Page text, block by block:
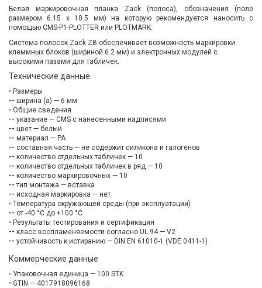
Белая маркировочная планка Zack (полоса), обозначения (поле
размером 6.15 х 10.5 мм) на которую рекомендуется наносить с
помощью CMS-P1-PLOTTER или PLOTMARK.
Система полосок Zack ZB обеспечивает возможность маркировки
клеммных блоков (шириной 6.2 мм) и электронных модулей с
высокими пазами для табличек.
Технические данные
Размеры
-- ширина (a) — 6 мм
Общие сведения
-- указание — CMS с нанесенными надписями
-- цвет — белый
-- материал — PA
-- составная часть — не содержит силикона и галогенов
-- количество отдельных табличек — 10
-- количество отдельных табличек в ряд — 10
-- количество маркировочных — 10
-- тип монтажа — вставка
-- исходная маркировка — нет
Температура окружающей среды (при эксплуатации)
-- от -40 °C до +100 °C
Результаты тестирования и сертификация
-- класс воспламеняемости согласно UL 94 — V2
-- устойчивость к истиранию — DIN EN 61010-1 (VDE 0411-1)
Коммерческие данные
Упаковочная единица — 100 STK
GTIN — 4017918096168